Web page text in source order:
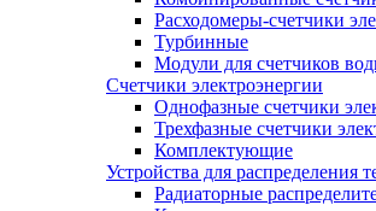
Расходомеры-счетчики
Турбинные
Модули для счетчиков
Счетчики электроэнергии
Однофазные счетчики
Трехфазные счетчики
Комплектующие
Устройства для распределения
Радиаторные